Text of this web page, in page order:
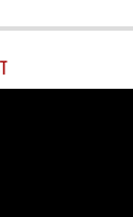
आणि शुभ
सुरुवात